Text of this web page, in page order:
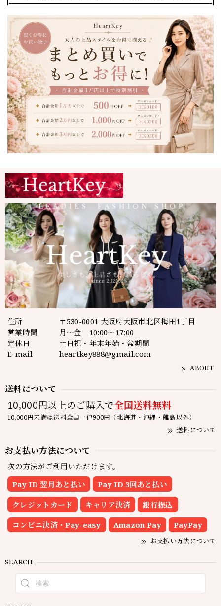
住所
〒530-0001 大阪府大阪市北区梅田1丁目
営業時間
月～金 10:00～17:00
定休日
土日祝・年末年始・盆期間
E-mail
heartkey888@gmail.com
ABOUT
送料について
10,000円以上のご購入で全国送料無料
10,000円未満は送料全国一律900円（北海道・沖縄・離島以外）
送料について
お支払い方法について
次の方法がご利用いただけます。
Pay ID 翌月あと払い
Pay ID 3回あと払い
クレジットカード キャリア決済 銀行振込
コンビニ決済・Pay-easy Amazon Pay PayPay
お支払い方法について
SEARCH